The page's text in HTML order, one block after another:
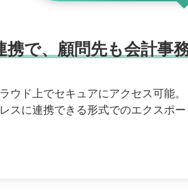
携で、顧問先も会計事
ウド上でセキュアにアクセス可能。
スに連携できる形式でのエクスポ